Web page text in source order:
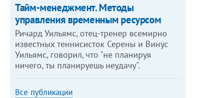
Тайм-менеджмент. Методы
управления временным ресурсом
Ричард Уильямс, отец-тренер всемирно
известных теннисисток Серены и Винус
Уильямс, говорил, что "не планируя
ничего, ты планируешь неудачу".
Все публикации